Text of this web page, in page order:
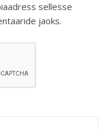
sellesse
jaoks.